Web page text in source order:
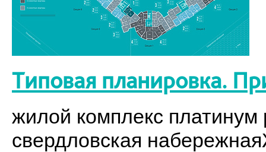
Типовая планировка.
жилой комплекс платинум
свердловская